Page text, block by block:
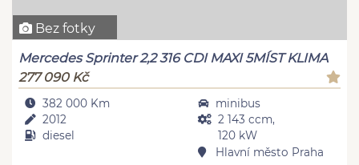
Bez fotky
Mercedes Sprinter 2,2 316 CDI MAXI 5MÍST KLIMA
277 090 Kč
382 000 Km
2012
diesel
minibus
2 143 ccm,
120 kW
Hlavní město Praha